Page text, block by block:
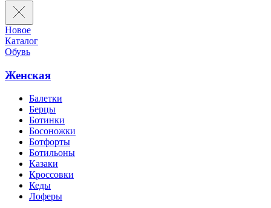
Новое
Каталог
Обувь
Женская
Балетки
Берцы
Ботинки
Босоножки
Ботфорты
Ботильоны
Казаки
Кроссовки
Кеды
Лоферы